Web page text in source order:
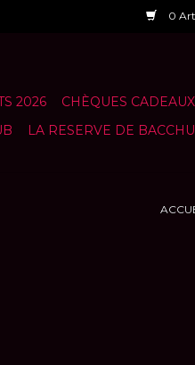
0
2026 CHÈQUES CADEAUX
LA RESERVE DE